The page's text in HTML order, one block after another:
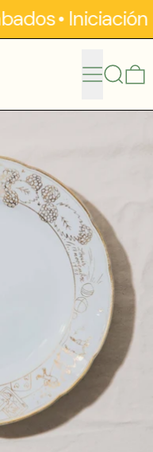
•Iniciación
menúbuscar